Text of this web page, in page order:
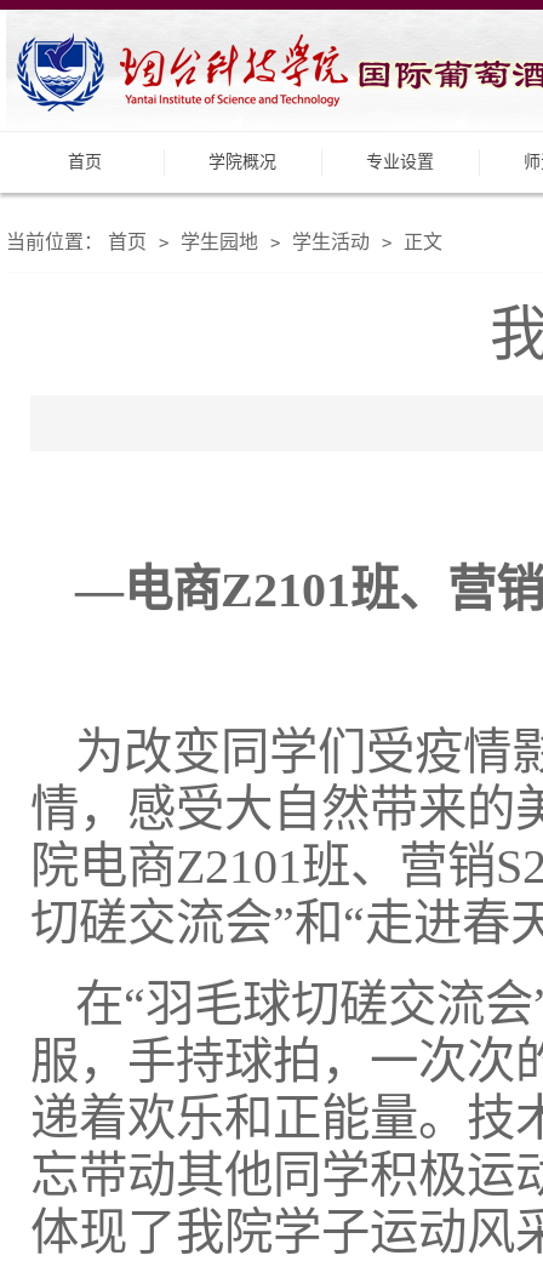
首页 学院概况 专业设置
当前位置： 首页 > 学生园地 > 学生活动 > 正文
—电商Z2101班、营
为改变同学们受疫情
情，感受大自然带来的
院电商Z2101班、营销
切磋交流会”和“走进春
在“羽毛球切磋交流
服，手持球拍，一次次
递着欢乐和正能量。技
忘带动其他同学积极运
体现了我院学子运动风